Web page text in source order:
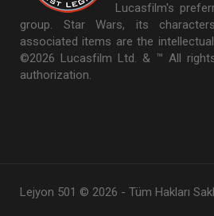
Lucasfilm's
group. Star Wars, its
associated items are the
©2026 Lucasfilm Ltd. & ™ All
authorization.
Lejyon 501 © 2026 - Tüm Hakları